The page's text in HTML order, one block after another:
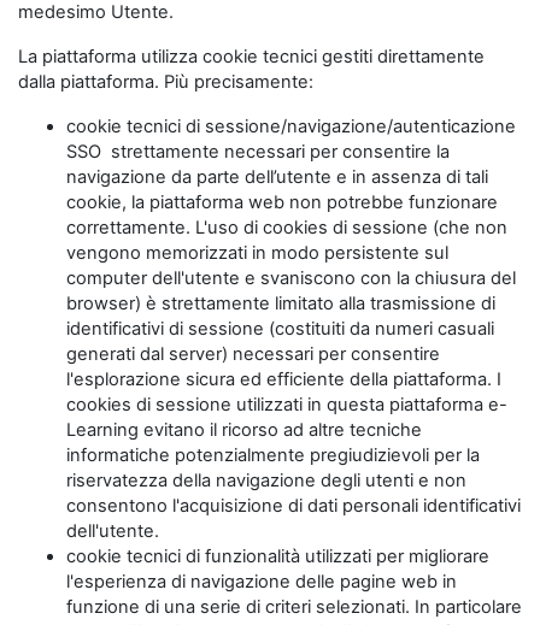
medesimo Utente.
La piattaforma utilizza cookie tecnici gestiti direttamente
dalla piattaforma. Più precisamente:
cookie tecnici di sessione/navigazione/autenticazione
SSO strettamente necessari per consentire la
navigazione da parte dell’utente e in assenza di tali
cookie, la piattaforma web non potrebbe funzionare
correttamente. L'uso di cookies di sessione (che non
vengono memorizzati in modo persistente sul
computer dell'utente e svaniscono con la chiusura del
browser) è strettamente limitato alla trasmissione di
identificativi di sessione (costituiti da numeri casuali
generati dal server) necessari per consentire
l'esplorazione sicura ed efficiente della piattaforma. I
cookies di sessione utilizzati in questa piattaforma e-
Learning evitano il ricorso ad altre tecniche
informatiche potenzialmente pregiudizievoli per la
riservatezza della navigazione degli utenti e non
consentono l'acquisizione di dati personali identificativi
dell'utente.
cookie tecnici di funzionalità utilizzati per migliorare
l'esperienza di navigazione delle pagine web in
funzione di una serie di criteri selezionati. In particolare